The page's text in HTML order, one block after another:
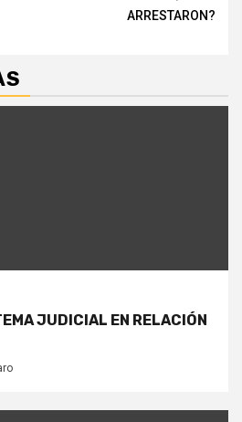
ARRESTARON?
JUDICIAL EN RELACIÓN